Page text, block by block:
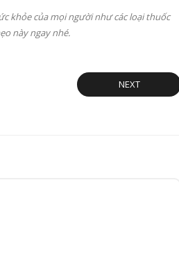
khỏe của mọi người như các loại thuốc
này ngay nhé.
NEXT